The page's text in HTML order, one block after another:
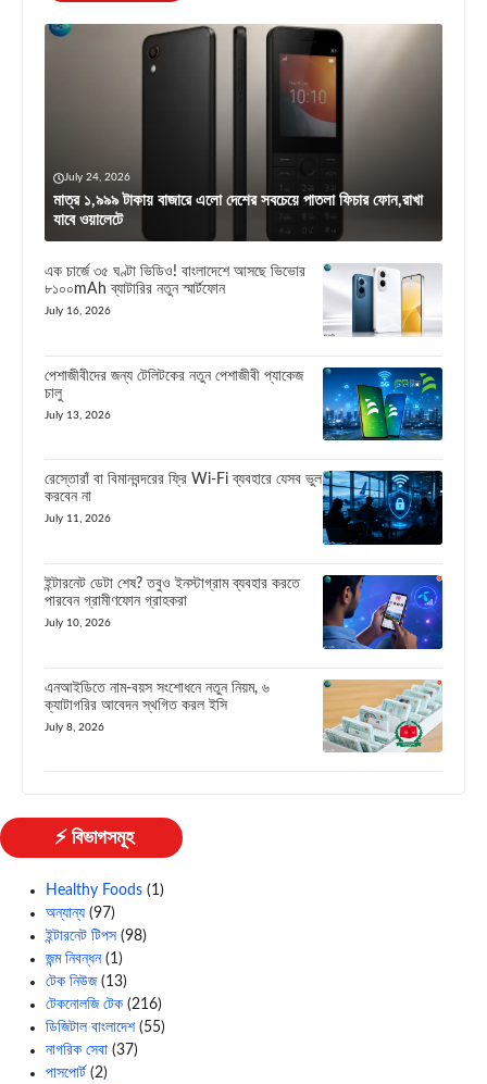
July 24, 2026
মাত্র ১,৯৯৯ টাকায় বাজারে এলো দেশের সবচেয়ে পাতলা ফিচার ফোন,রাখা
যাবে ওয়ালেটে
এক চার্জে ৩৫ ঘণ্টা ভিডিও! বাংলাদেশে আসছে ভিভোর
৮১০০mAh ব্যাটারির নতুন স্মার্টফোন
July 16, 2026
পেশাজীবীদের জন্য টেলিটকের নতুন পেশাজীবী প্যাকেজ
চালু
July 13, 2026
রেস্তোরাঁ বা বিমানবন্দরের ফ্রি Wi-Fi ব্যবহারে যেসব ভুল
করবেন না
July 11, 2026
ইন্টারনেট ডেটা শেষ? তবুও ইনস্টাগ্রাম ব্যবহার করতে
পারবেন গ্রামীণফোন গ্রাহকরা
July 10, 2026
এনআইডিতে নাম-বয়স সংশোধনে নতুন নিয়ম, ৬
ক্যাটাগরির আবেদন স্থগিত করল ইসি
July 8, 2026
⚡ বিভাগসমূহ
Healthy Foods (1)
অন্যান্য (97)
ইন্টারনেট টিপস (98)
জন্ম নিবন্ধন(1)
টেক নিউজ(13)
টেকনোলজি টেক (216)
ডিজিটাল বাংলাদেশ(55)
নাগরিক সেবা (37)
পাসপোর্ট (2)